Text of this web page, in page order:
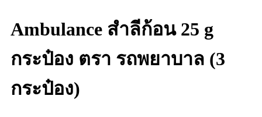
Ambulance สำลีก้อน 25 g
กระป๋อง ตรา รถพยาบาล (3
กระป๋อง)